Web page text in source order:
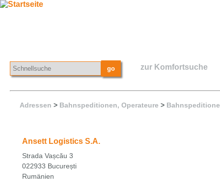
zur Komfortsuche
Adressen > Bahnspeditionen, Operateure >
Ansett Logistics S.A.
Strada Vașcău 3
022933 București
Rumänien